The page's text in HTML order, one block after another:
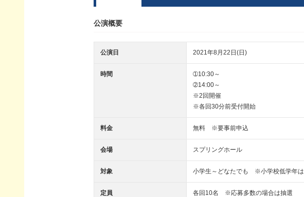
公演概要
公演日 2021年8月22日(日)
時間
➀10:30～
➁14:00～
※2回開催
※各回30分前受付開始
料金 無料 ※要事前申込
会場 スプリングホール
対象 小学生～どなたでも ※小学校低学年は
定員 各回10名 ※応募多数の場合は抽選